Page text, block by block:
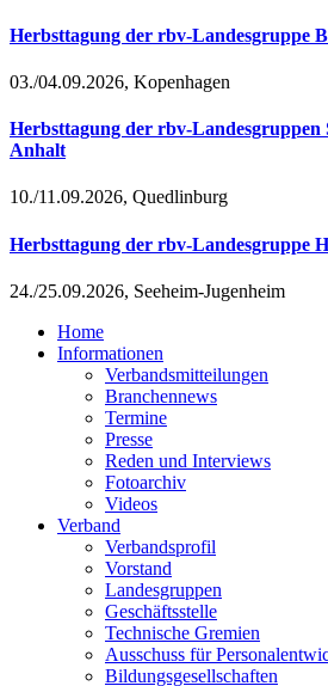
Herbsttagung der rbv-Landesgruppe
03./04.09.2026, Kopenhagen
Herbsttagung der rbv-Landesgruppen
Anhalt
10./11.09.2026, Quedlinburg
Herbsttagung der rbv-Landesgruppe
24./25.09.2026, Seeheim-Jugenheim
Home
Informationen
Verbandsmitteilungen
Branchennews
Termine
Presse
Reden und Interviews
Fotoarchiv
Videos
Verband
Verbandsprofil
Vorstand
Landesgruppen
Geschäftsstelle
Technische Gremien
Ausschuss für
Bildungsgesellschaften